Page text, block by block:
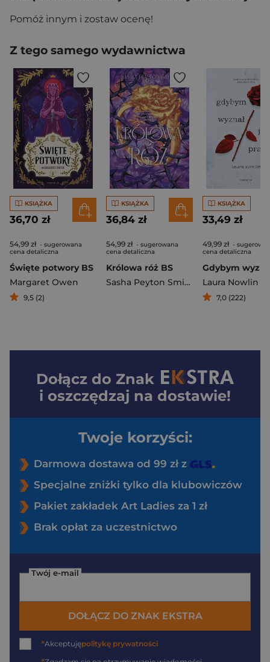
Pomóż innym i zostaw ocenę!
Z tego samego wydawnictwa
KSIĄŻKA
36,70 zł
54,99 zł - sugerowana
cena detaliczna
Święte potwory BS
Margaret Owen
9,5 (2)
KSIĄŻKA
36,84 zł
54,99 zł - sugerowana
cena detaliczna
Królowa róż BS
Sasha Peyton Smith
KSIĄŻKA
33,49 zł
49,99 zł -
cena detaliczna
Laura Nowlin
7,0 (222)
Dołącz do Znak
i oszczędzaj na dostawie!
Twoje korzyści:
Darmowa dostawa od 99 zł z
Specjalne zniżki tylko dla klubowiczów
Pakiet zakładek Art Ladies za 1 zł
Brak opłat za uczestnictwo
Twój e-mail
DOŁĄCZ DO ZNAK EKSTRA
*Akceptujępolitykę prywatności